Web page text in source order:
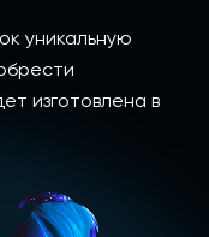
уникальную
изготовлена в